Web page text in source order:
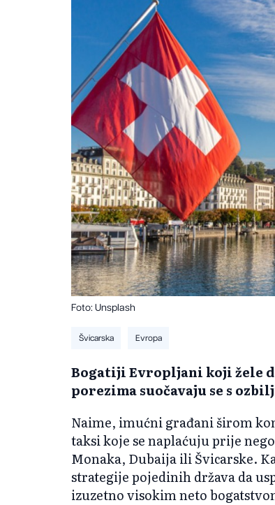
Foto: Unsplash
Švicarska Evropa
Bogatiji Evropljani koji žele
porezima suočavaju se s
Naime, imućni građani širom
taksi koje se naplaćuju prije
Monaka, Dubaija ili Švicarske.
strategije pojedinih država da
izuzetno visokim neto